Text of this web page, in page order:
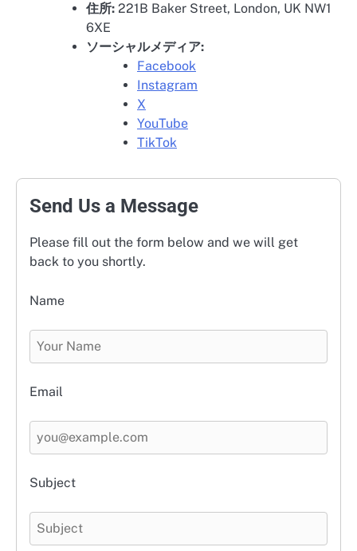
住所: 221B Baker Street, London, UK NW1
6XE
ソーシャルメディア:
Facebook
Instagram
X
YouTube
TikTok
Send Us a Message
Please fill out the form below and we will get
back to you shortly.
Name
Email
Subject